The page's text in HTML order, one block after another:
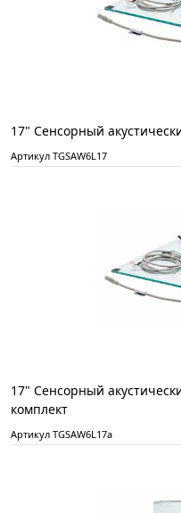
17" Сенсорный
Артикул TGSAW6L17
17" Сенсорный
комплект
Артикул TGSAW6L17a